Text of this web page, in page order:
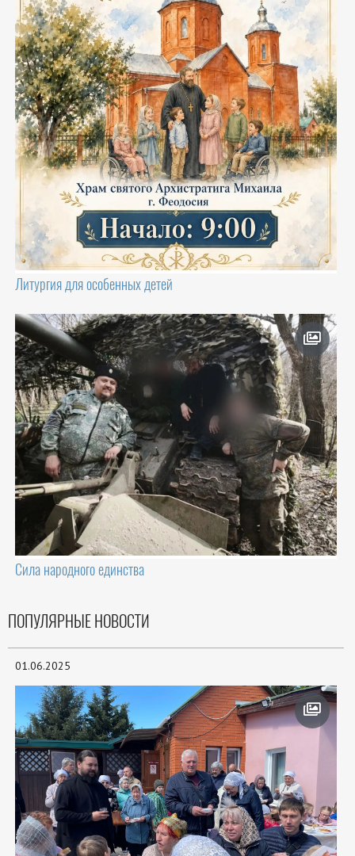
Литургия для особенных детей
Сила народного единства
ПОПУЛЯРНЫЕ НОВОСТИ
01.06.2025